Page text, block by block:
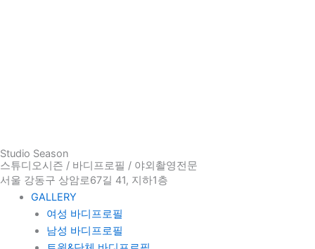
Studio Season
스튜디오시즌 / 바디프로필 / 야외촬영전문
서울 강동구 상암로67길 41, 지하1층
GALLERY
여성 바디프로필
남성 바디프로필